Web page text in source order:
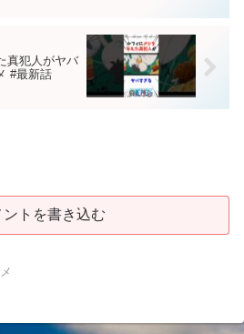
真犯人がヤバ
#最新話
ントを書き込む